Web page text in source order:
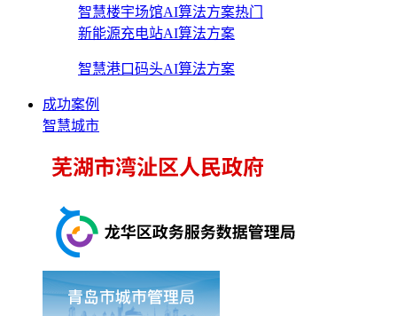
智慧楼宇场馆AI算法方案热门
新能源充电站AI算法方案
智慧港口码头AI算法方案
成功案例
智慧城市